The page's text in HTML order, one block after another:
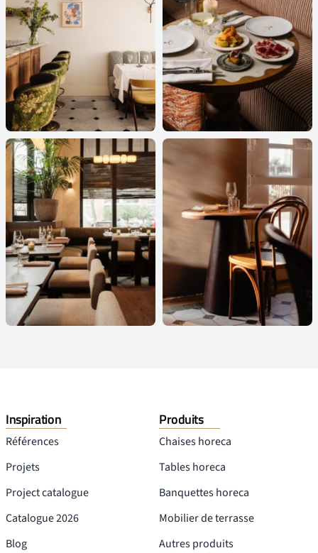
Inspiration
Références
Projets
Project catalogue
Catalogue 2026
Blog
Produits
Chaises horeca
Tables horeca
Banquettes horeca
Mobilier de terrasse
Autres produits